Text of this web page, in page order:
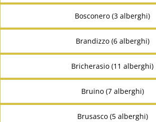
Bosconero (3 alberghi)
Brandizzo (6 alberghi)
Bricherasio (11 alberghi)
Bruino (7 alberghi)
Brusasco (5 alberghi)